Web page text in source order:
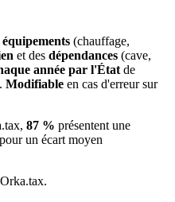
équipements (chauffage,
et des dépendances (cave,
année par l'État de
Modifiable en cas d'erreur sur
87 % présentent une
un écart moyen